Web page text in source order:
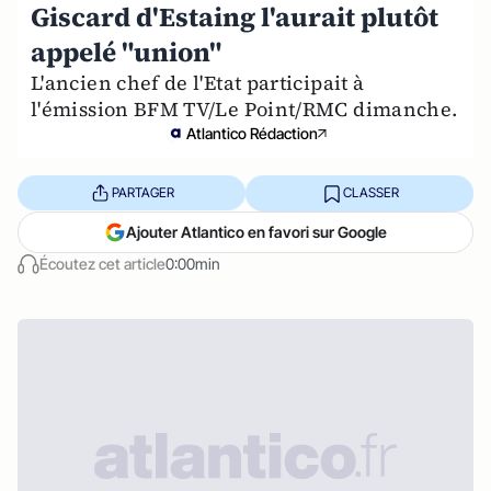
Giscard d'Estaing l'aurait plutôt
appelé "union"
L'ancien chef de l'Etat participait à
l'émission BFM TV/Le Point/RMC dimanche.
Atlantico Rédaction
Écoutez cet article0:00min
PARTAGER CLASSER
Ajouter Atlantico en favori sur Google